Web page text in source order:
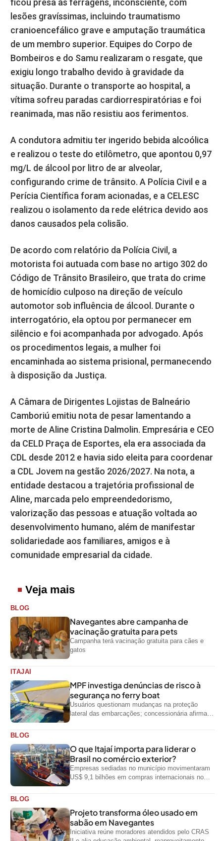
ficou presa às ferragens, inconsciente, com
lesões gravíssimas, incluindo traumatismo
cranioencefálico grave e amputação traumática
de um membro superior. Equipes do Corpo de
Bombeiros e do Samu realizaram o resgate, que
exigiu longo trabalho devido à gravidade da
situação. Durante o transporte ao hospital, a
vítima sofreu paradas cardiorrespiratórias e foi
reanimada, mas não resistiu aos ferimentos.
A condutora admitiu ter ingerido bebida alcoólica
e realizou o teste do etilômetro, que apontou 0,97
mg/L de álcool por litro de ar alveolar,
configurando crime de trânsito. A Polícia Civil e a
Perícia Científica foram acionadas, e a CELESC
realizou o isolamento da rede elétrica devido aos
danos causados pela colisão.
De acordo com relatório da Polícia Civil, a
motorista foi autuada com base no artigo 302 do
Código de Trânsito Brasileiro, que trata do crime
de homicídio culposo na direção de veículo
automotor sob influência de álcool. Durante o
interrogatório, ela optou por permanecer em
silêncio e foi acompanhada por advogado. Após
os procedimentos legais, a mulher foi
encaminhada ao sistema prisional, permanecendo
à disposição da Justiça.
A Câmara de Dirigentes Lojistas de Balneário
Camboriú emitiu nota de pesar lamentando a
morte de Aline Cristina Dalmolin. Empresária e CEO
da CELD Praça de Esportes, ela era associada da
CDL desde 2012 e havia sido eleita para coordenar
a CDL Jovem na gestão 2026/2027. Na nota, a
entidade destacou a trajetória profissional de
Aline, marcada pelo empreendedorismo,
valorização das pessoas e atuação voltada ao
desenvolvimento humano, além de manifestar
solidariedade aos familiares, amigos e à
comunidade empresarial da cidade.
Veja mais
BLOG
Navegantes abre campanha de
vacinação gratuita para pets
Campanha terá vacinação gratuita para cães e
gatos
ITAJAI
MPF investiga denúncias de risco à
segurança no ferry boat
Usuários questionam mudanças na proteção
lateral das embarcações; concessionária afirma
BLOG
O que Itajaí importa para liderar o
Brasil no comércio exterior?
Empresas sediadas no município movimentaram
US$ 9,1 bilhões em compras internacionais no
BLOG
Projeto transforma óleo usado em
sabão em Navegantes
Iniciativa reúne moradores atendidos pelo CRAS